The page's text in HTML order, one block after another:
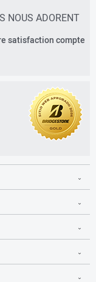
NOUS ADORENT
satisfaction compte